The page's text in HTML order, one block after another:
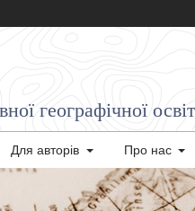
географічної
Для авторів Про нас